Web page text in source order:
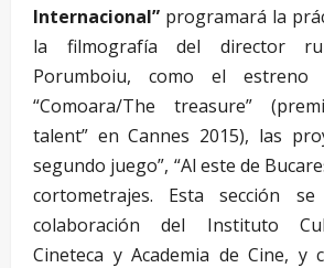
Internacional” programará la
la filmografía del director
Porumboiu, como el
“Comoara/The treasure”
talent” en Cannes 2015), las
segundo juego”, “Al este de
cortometrajes. Esta sección
colaboración del Instituto
Cineteca y Academia de Cine, y